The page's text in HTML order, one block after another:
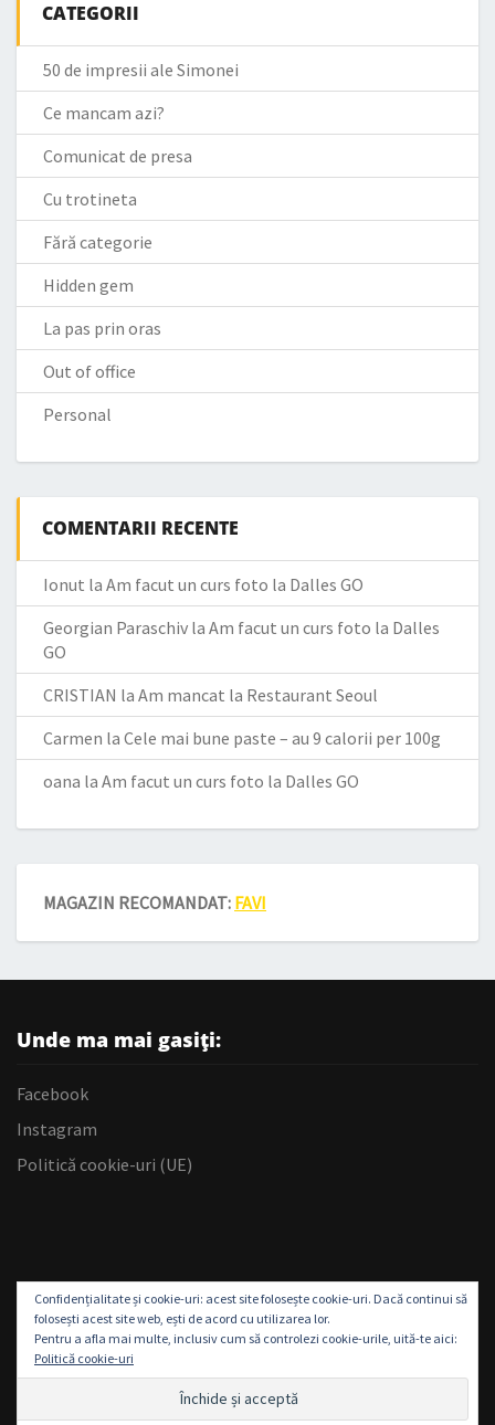
CATEGORII
50 de impresii ale Simonei
Ce mancam azi?
Comunicat de presa
Cu trotineta
Fără categorie
Hidden gem
La pas prin oras
Out of office
Personal
COMENTARII RECENTE
Ionut la Am facut un curs foto la Dalles GO
Georgian Paraschiv la Am facut un curs foto la Dalles
GO
CRISTIAN la Am mancat la Restaurant Seoul
Carmen la Cele mai bune paste – au 9 calorii per 100g
oana la Am facut un curs foto la Dalles GO
MAGAZIN RECOMANDAT: FAVI
Unde ma mai gasiți:
Facebook
Instagram
Politică cookie-uri (UE)
Confidențialitate și cookie-uri: acest site folosește cookie-uri. Dacă continui să
folosești acest site web, ești de acord cu utilizarea lor.
Pentru a afla mai multe, inclusiv cum să controlezi cookie-urile, uită-te aici:
Politică cookie-uri